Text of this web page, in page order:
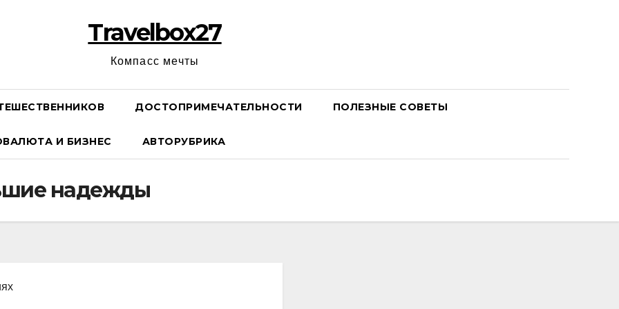
Travelbox27
Компасс мечты
ДОСТОПРИМЕЧАТЕЛЬНОСТИ ПОЛЕЗНЫЕ СОВЕТЫ
И БИЗНЕС АВТОРУБРИКА
надежды